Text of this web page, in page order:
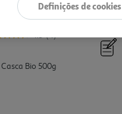
4.5 (4)
Bio 500g
Definições de cookies